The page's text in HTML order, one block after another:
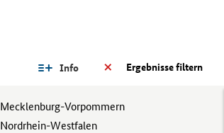
Ergebnisse filtern
Info
Mecklenburg-Vorpommern
Nordrhein-Westfalen